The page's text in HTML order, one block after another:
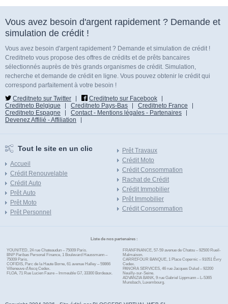
Vous avez besoin d'argent rapidement ? Demande et
simulation de crédit !
Vous avez besoin d'argent rapidement ? Demande et simulation de crédit !
Creditneto vous propose des offres de crédits et de prêts bancaires
sélectionnés auprès de très grands organismes de crédit. Simulation,
recherche et demande de crédit en ligne. Vous pouvez obtenir le crédit qui
correspond parfaitement à votre besoin !
Creditneto sur Twitter
Creditneto sur Facebook
Creditneto Belgique
Creditneto Pays-Bas
Creditneto France
Creditneto Espagne
Contact - Mentions légales - Partenaires
Devenez Affilié - Affiliation
Tout le site en un clic
Accueil
Crédit Renouvelable
Crédit Auto
Prêt Auto
Prêt Moto
Prêt Personnel
Prêt Travaux
Crédit Moto
Crédit Consommation
Rachat de Crédit
Crédit Immobilier
Prêt Immobilier
Crédit Consommation
Liste de nos partenaires :
YOUNITED, 24 rue Chateaudun – 75009 Paris.
BNP Paribas Personal Finance, 1 Boulevard Haussmann –
75009 Paris.
COFIDIS, Parc de la Haute Borne, 61 avenue Halley – 59866
Villeneuve d'Ascq Cedex.
FLOA, 71 Rue Lucien Faure – Immeuble G7, 33300 Bordeaux.
FRANFINANCE, 57-59 avenue de Chatou – 92500 Rueil-
Malmaison.
CARREFOUR BANQUE, 1 Place Copernic – 91051 Évry
Cedex.
PANORA SERVICES, 46 rue Jacques Dulud – 92200
Neuilly-sur-Seine.
ADVANZIA BANK, 9 rue Gabriel Lippmann – L-5365
Munsbach, Luxembourg.